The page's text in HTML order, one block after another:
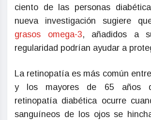
ciento de las personas
nueva investigación sugiere
grasos omega-3, añadidos a
regularidad podrían ayudar a
La retinopatía es más común
y los mayores de 65 años
retinopatía diabética ocurre
sanguíneos de los ojos se